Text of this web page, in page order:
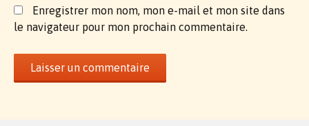
Enregistrer mon nom, mon e-mail et mon site dans
le navigateur pour mon prochain commentaire.